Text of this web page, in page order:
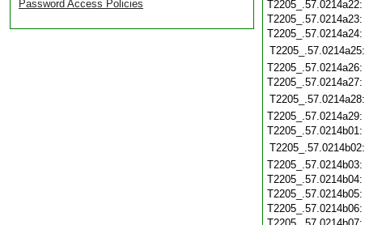
Password Access Policies
T2205_.57.0214a22:
T2205_.57.0214a23:
T2205_.57.0214a24:
T2205_.57.0214a25:
T2205_.57.0214a26:
T2205_.57.0214a27:
T2205_.57.0214a28:
T2205_.57.0214a29:
T2205_.57.0214b01:
T2205_.57.0214b02:
T2205_.57.0214b03:
T2205_.57.0214b04:
T2205_.57.0214b05:
T2205_.57.0214b06: